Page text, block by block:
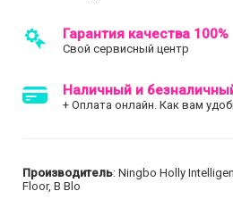
Гарантия качества 100%
Свой сервисный центр
Наличный и
+ Оплата онлайн. Как вам
Производитель: Ningbo Holly
Floor, B Blo